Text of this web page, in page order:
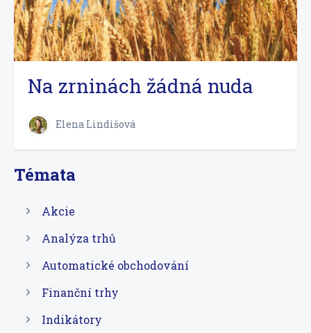
Na zrninách žádná nuda
Elena Lindišová
Témata
Akcie
Analýza trhů
Automatické obchodování
Finanční trhy
Indikátory